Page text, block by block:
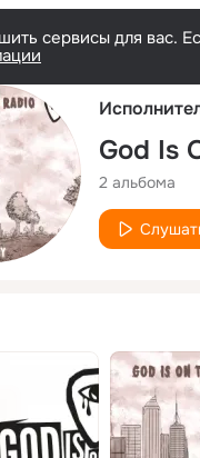
сервисы для вас.
God Is
2 альбома